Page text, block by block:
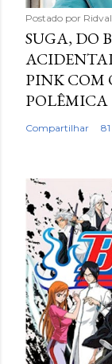
Postado por Ridval
SUGA, DO
PINK COM
POLÊMICA
Compartilhar